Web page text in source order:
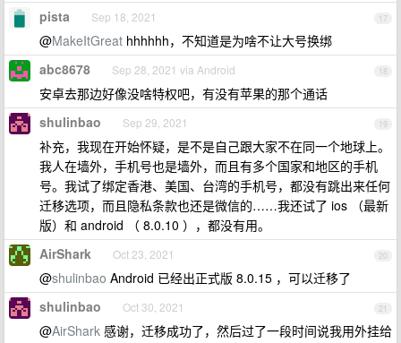
17
pista Sep 18, 2021
@MakeItGreat hhhhhh，不知道是为啥不让大号换绑
18
abc8678 Sep 28, 2021 via Android
安卓去那边好像没啥特权吧，有没有苹果的那个通话
19
shulinbao Sep 29, 2021
补充，我现在开始怀疑，是不是自己跟大家不在同一个地球上。
我人在墙外，手机号也是墙外，而且有多个国家和地区的手机
号。我试了绑定香港、美国、台湾的手机号，都没有跳出来任何
迁移选项，而且隐私条款也还是微信的……我还试了 ios （最新
版）和 android （ 8.0.10 ），都没有用。
20
AirShark Oct 23, 2021
@shulinbao Android 已经出正式版 8.0.15 ，可以迁移了
21
shulinbao Oct 30, 2021
@AirShark 感谢，迁移成功了，然后过了一段时间说我用外挂给